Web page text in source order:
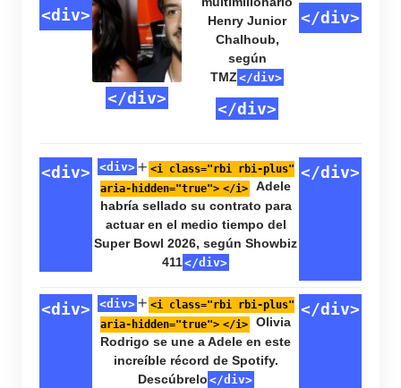
<div>
height="150"
src="https://
content/uploads/2026/06/Camila-
con-el-
heredero-
multimillonario-
Junior-
Chalhoub-
segun-
</div>
Henry Junior
Chalhoub,
según
TMZ </div>
</div>
</div>
<div> <div>
<i class="rbi rbi-plus"
aria-hidden="true"> </i>
Adele
habría sellado su contrato para
actuar en el medio tiempo del
Super Bowl 2026, según Showbiz
411</div>
</div>
<div> <div>
<i class="rbi rbi-plus"
aria-hidden="true"> </i>
Olivia
Rodrigo se une a Adele en este
increíble récord de Spotify.
Descúbrelo </div>
</div>